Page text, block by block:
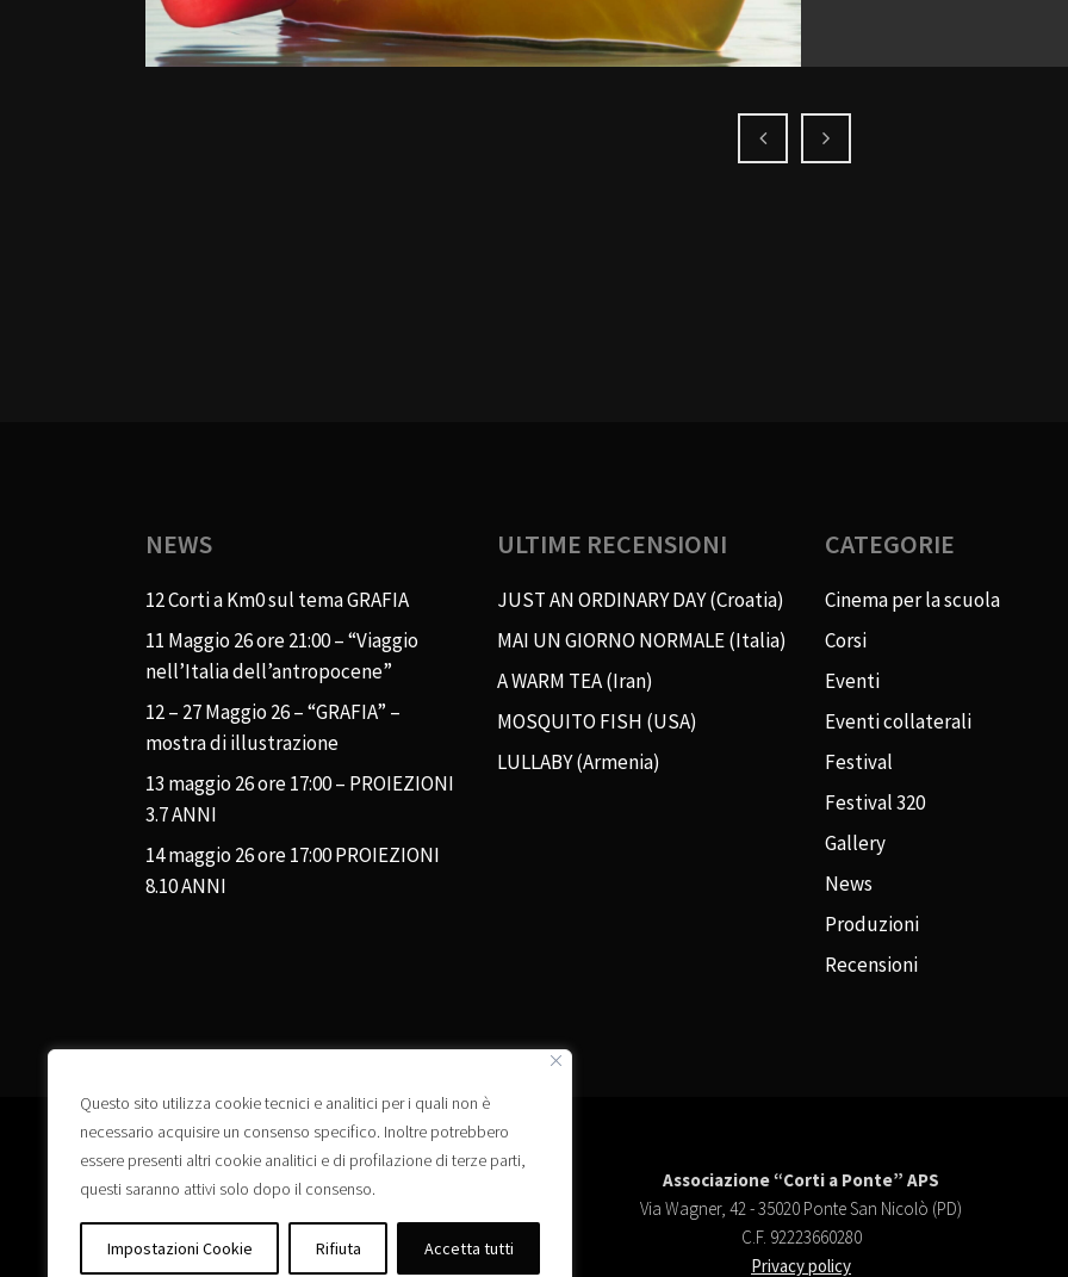
Questo sito utilizza cookie tecnici e analitici per i quali non è
necessario acquisire un consenso specifico. Inoltre potrebbero
essere presenti altri cookie analitici e di profilazione di terze parti,
questi saranno attivi solo dopo il consenso.
Impostazioni Cookie Rifiuta Accetta tutti
NEWS
12 Corti a Km0 sul tema GRAFIA
11 Maggio 26 ore 21:00 – “Viaggio
nell’Italia dell’antropocene”
12 – 27 Maggio 26 – “GRAFIA” –
mostra di illustrazione
13 maggio 26 ore 17:00 – PROIEZIONI
3.7 ANNI
14 maggio 26 ore 17:00 PROIEZIONI
8.10 ANNI
ULTIME RECENSIONI
JUST AN ORDINARY DAY (Croatia)
MAI UN GIORNO NORMALE (Italia)
A WARM TEA (Iran)
MOSQUITO FISH (USA)
LULLABY (Armenia)
CATEGORIE
Cinema per la scuola
Corsi
Eventi
Eventi collaterali
Festival
Festival 320
Gallery
News
Produzioni
Recensioni
Associazione “Corti a Ponte” APS
Via Wagner, 42 - 35020 Ponte San Nicolò (PD)
C.F. 92223660280
Privacy policy